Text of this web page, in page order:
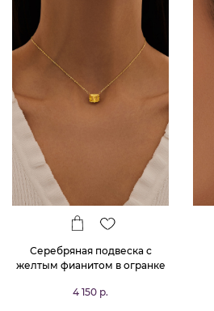
Серебряная подвеска с
желтым фианитом в огранке
4 150 р.